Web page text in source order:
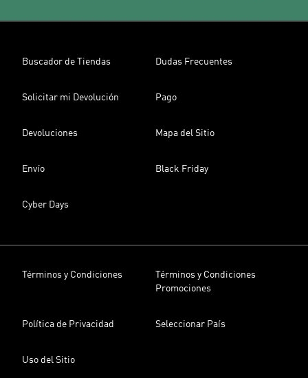
Buscador de Tiendas Dudas Frecuentes
Solicitar mi Devolución Pago
Devoluciones Mapa del Sitio
Envío Black Friday
Cyber Days
Términos y Condiciones
Términos y Condiciones
Promociones
Política de Privacidad Seleccionar País
Uso del Sitio